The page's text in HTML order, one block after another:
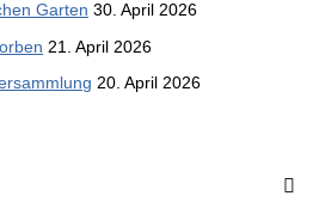
Garten 30. April 2026
21. April 2026
20. April 2026